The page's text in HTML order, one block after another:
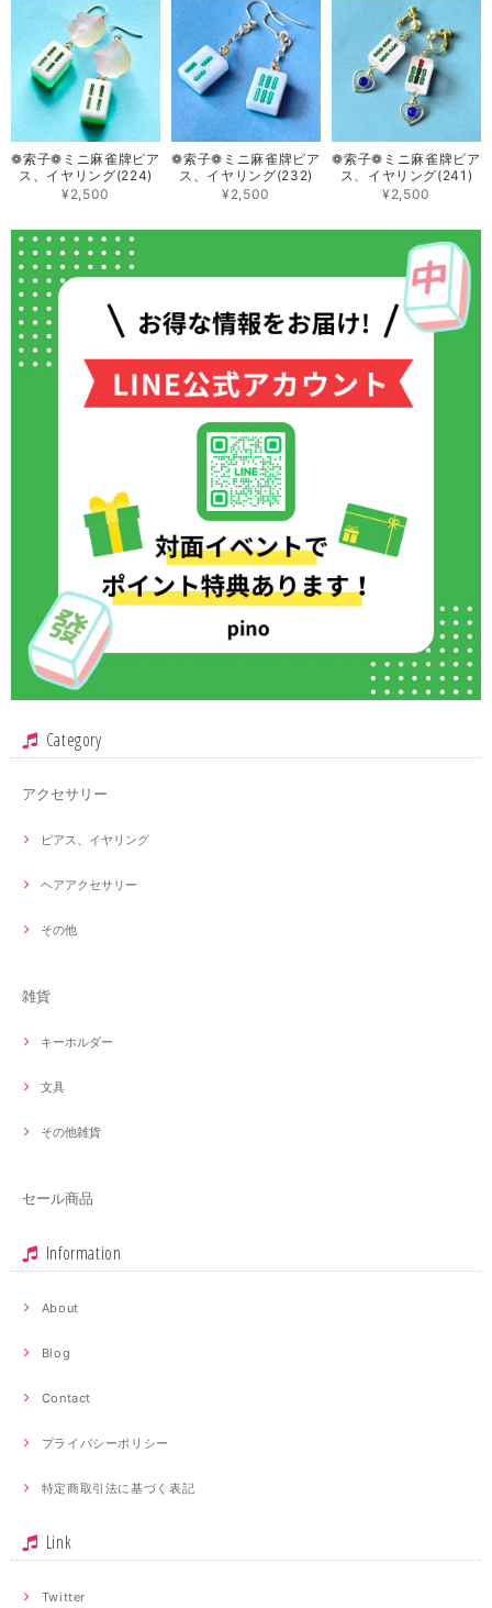
❁索子❁ミニ 麻雀牌ピア
ス、イヤリング(224)
¥2,500
❁索子❁ミニ 麻雀牌ピア
ス、イヤリング(232)
¥2,500
❁索子❁ミニ 麻雀牌ピア
ス、イヤリング(241)
¥2,500
Category
アクセサリー
ピアス、イヤリング
ヘアアクセサリー
その他
雑貨
キーホルダー
文具
その他雑貨
セール商品
Information
About
Blog
Contact
プライバシーポリシー
特定商取引法に基づく表記
Link
Twitter